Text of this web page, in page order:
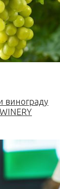
винограду